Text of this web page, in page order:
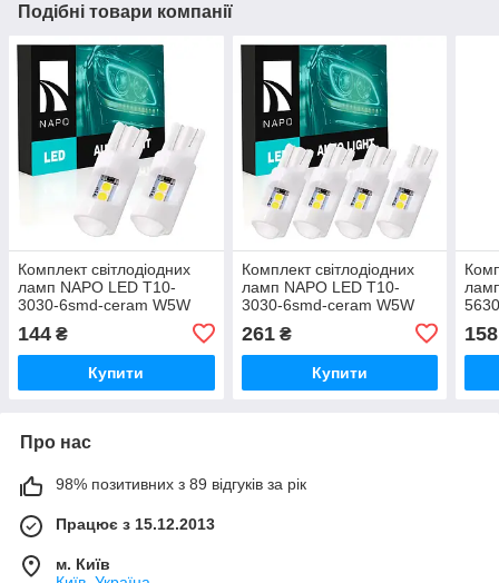
Подібні товари компанії
Комплект світлодіодних
ламп NAPO LED T10-
3030-6smd-ceram W5W
T10 колір світіння білий 2
шт
144 ₴
Купити
Комплект світлодіодних
ламп NAPO LED T10-
3030-6smd-ceram W5W
T10 колір світіння білий 4
шт
261₴
Купити
Про нас
98% позитивних з 89 відгуків за рік
Працює з 15.12.2013
м. Київ